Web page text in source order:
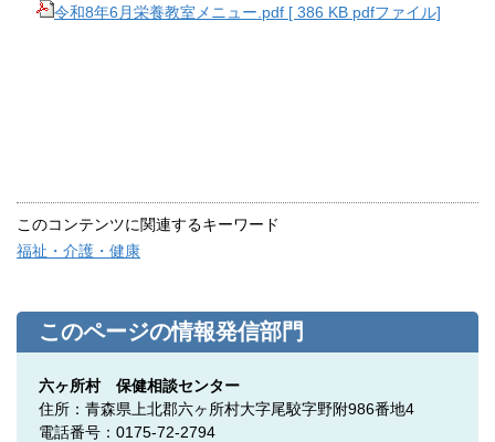
令和8年6月栄養教室メニュー.pdf [ 386 KB pdfファイル]
このコンテンツに関連するキーワード
福祉・介護・健康
このページの情報発信部門
六ヶ所村 保健相談センター
住所：青森県上北郡六ヶ所村大字尾駮字野附986番地4
電話番号：0175-72-2794